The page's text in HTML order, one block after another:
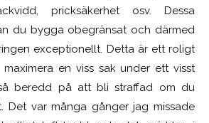
pricksäkerhet osv. Dessa
du bygga obegränsat och därmed
exceptionellt. Detta är ett roligt
en viss sak under ett visst
beredd på att bli straffad om du
Det var många gånger jag missade